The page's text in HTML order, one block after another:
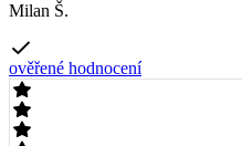
Milan Š.
ověřené hodnocení